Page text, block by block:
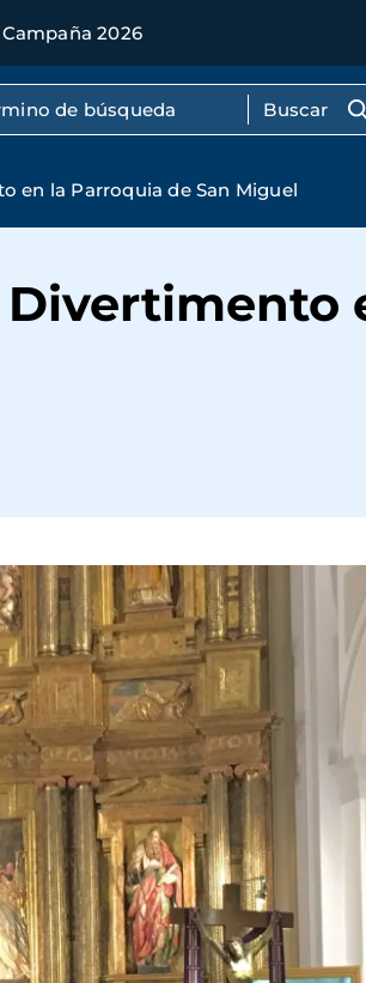
Campaña 2026
texto completo
en la Parroquia de San Miguel